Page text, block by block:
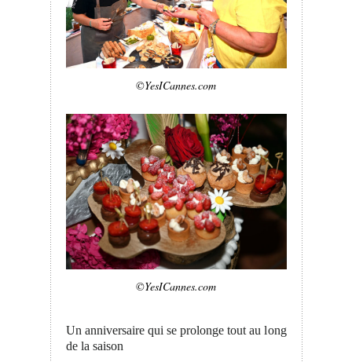
©YesICannes.com
©YesICannes.com
Un anniversaire qui se prolonge tout au long
de la saison